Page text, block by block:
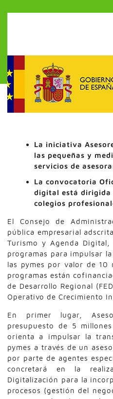
La iniciativa
las pequeñas y
servicios de
La convocatoria
digital está dirigida
colegios
El Consejo de
pública empresarial
Turismo y Agenda
programas para impulsar
las pymes por valor de 10
programas están
de Desarrollo Regional
Operativo de Crecimiento
En primer lugar,
presupuesto de 5
orienta a impulsar la
pymes a través de un
por parte de agentes
concretará en la
Digitalización para la
procesos (gestión del